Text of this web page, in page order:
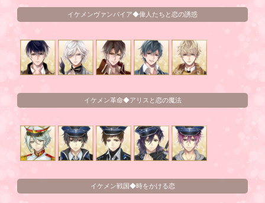
イケメンヴァンパイア◆偉人たちと恋の誘惑
イケメン革命◆アリスと恋の魔法
イケメン戦国◆時をかける恋